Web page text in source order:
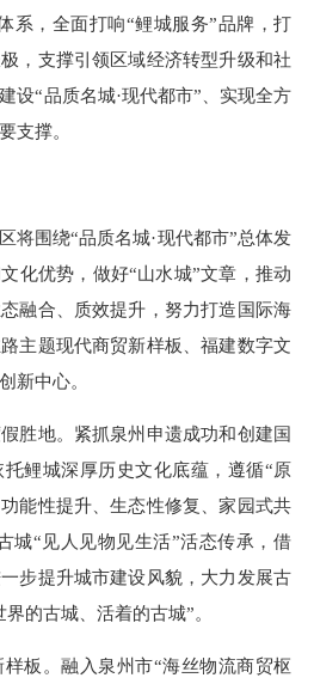
系，全面打响“鲤城服务”品牌，打
，支撑引领区域经济转型升级和社
设“品质名城·现代都市”、实现全方
支撑。
围绕“品质名城·现代都市”总体发
化优势，做好“山水城”文章，推动
融合、质效提升，努力打造国际海
主题现代商贸新样板、福建数字文
新中心。
地。紧抓泉州申遗成功和创建国
鲤城深厚历史文化底蕴，遵循“原
能性提升、生态性修复、家园式共
城“见人见物见生活”活态传承，借
步提升城市建设风貌，大力发展古
的古城、活着的古城”。
。融入泉州市“海丝物流商贸枢